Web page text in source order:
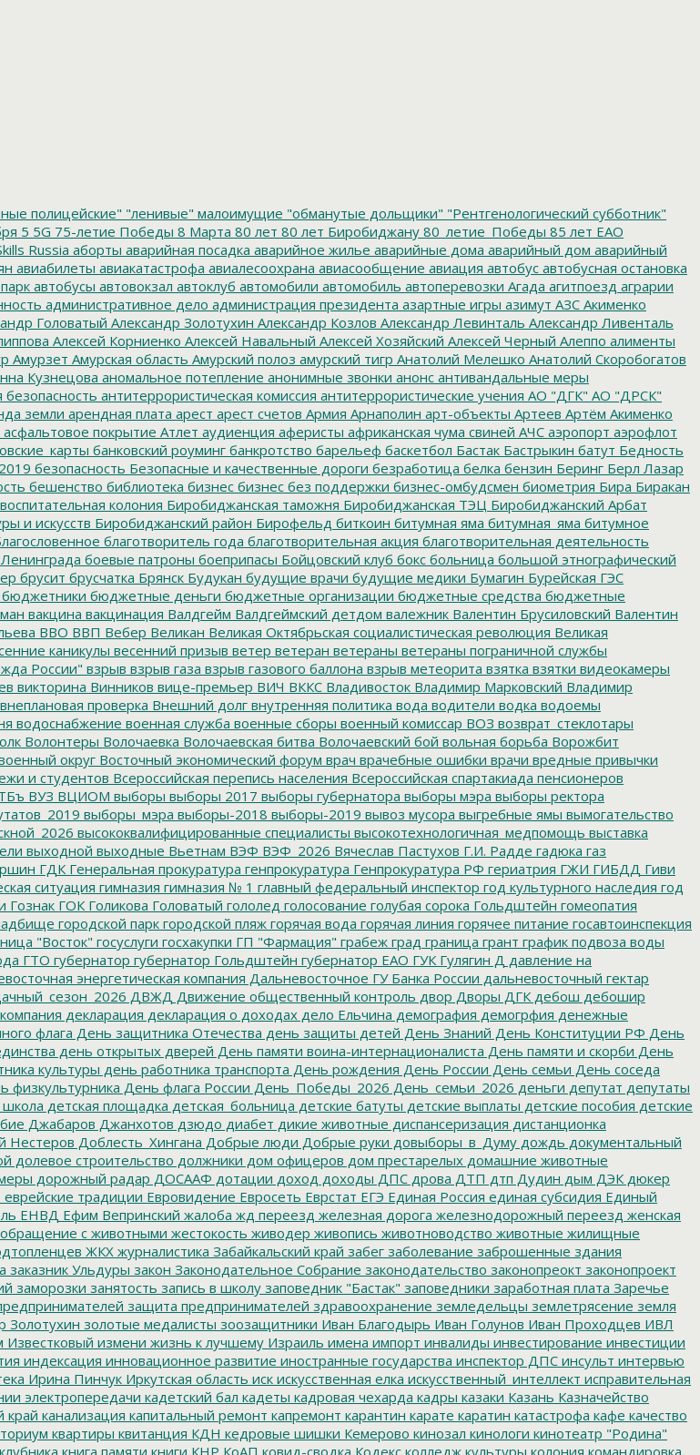
полицейские" "ленивые" малоимущие "обманутые дольщики" "Рентгенологический субботник"
5 5G 75-летие Победы 8 Марта 80 лет 80 лет Биробиджану 80_летие_Победы 85 лет ЕАО
Russia аборты аварийная посадка аварийное жилье аварийные дома аварийный дом аварийный
авиабилеты авиакатастрофа авиалесоохрана авиасообщение авиация автобус автобусная остановка
автобусы автовокзал автоклуб автомобили автомобиль автоперевозки Агада агитпоезд аграрии
административное дело администрация президента азартные игры азимут АЗС Акименко
Головатый Александр Золотухин Александр Козлов Александр Левинталь Александр Ливенталь
Алексей Корниенко Алексей Навальный Алексей Хозяйский Алексей Черный Алеппо алименты
Амурзет Амурская область Амурский полоз амурский тигр Анатолий Мелешко Анатолий Скоробогатов
Кузнецова аномальное потепление анонимные звонки анонс антивандальные меры
безопасность антитеррористическая комиссия антитеррористические учения АО "ДГК" АО "ДРСК"
земли арендная плата арест арест счетов Армия Арнаполин арт-объекты Артеев Артём Акименко
асфальтовое покрытие Атлет аудиенция аферисты африканская чума свиней АЧС аэропорт аэрофлот
банковский роуминг банкротство барельеф баскетбол Бастак Бастрыкин батут Бедность
безопасность Безопасные и качественные дороги безработица белка бензин Беринг Берл Лазар
бешенство библиотека бизнес бизнес без поддержки бизнес-омбудсмен биометрия Бира Биракан
колония Биробиджанская таможня Биробиджанская ТЭЦ Биробиджанский Арбат
и искусств Биробиджанский район Бирофельд биткоин битумная яма битумная_яма битумное
благотворитель года благотворительная акция благотворительная деятельность
боевые патроны боеприпасы Бойцовский клуб бокс больница большой этнографический
брусит брусчатка Брянск Будукан будущие врачи будущие медики Бумагин Бурейская ГЭС
бюджетники бюджетные деньги бюджетные организации бюджетные средства бюджетные
вакцина вакцинация Валдгейм Валдгеймский детдом валежник Валентин Брусиловский Валентин
ВВО ВВП Вебер Великан Великая Октябрьская социалистическая революция Великая
каникулы весенний призыв ветер ветеран ветераны ветераны пограничной службы
России" взрыв взрыв газа взрыв газового баллона взрыв метеорита взятка взятки видеокамеры
викторина Винников вице-премьер ВИЧ ВККС Владивосток Владимир Марковский Владимир
внеплановая проверка Внешний долг внутренняя политика вода водители водка водоемы
водоснабжение военная служба военные сборы военный комиссар ВОЗ возврат_стеклотары
Волонтеры Волочаевка Волочаевская битва Волочаевский бой вольная борьба Ворожбит
округ Восточный экономический форум врач врачебные ошибки врачи вредные привычки
и студентов Всероссийская перепись населения Всероссийская спартакиада пенсионеров
ВУЗ ВЦИОМ выборы выборы 2017 выборы губернатора выборы мэра выборы ректора
выборы_мэра выборы-2018 выборы-2019 вывоз мусора выгребные ямы вымогательство
высококвалифицированные специалисты высокотехнологичная_медпомощь выставка
выходной выходные Вьетнам ВЭФ ВЭФ_2026 Вячеслав Пастухов Г.И. Радде гадюка газ
ГДК Генеральная прокуратура генпрокуратура Генпрокуратура РФ гериатрия ГЖИ ГИБДД Гиви
ситуация гимназия гимназия № 1 главный федеральный инспектор год культурного наследия год
Гознак ГОК Голикова Головатый гололед голосование голубая сорока Гольдштейн гомеопатия
городской парк городской пляж горячая вода горячая линия горячее питание госавтоинспекция
"Восток" госуслуги госхакупки ГП "Фармация" грабеж град граница грант график подвоза воды
ГТО губернатор губернатор Гольдштейн губернатор ЕАО ГУК Гулягин Д давление на
энергетическая компания Дальневосточное ГУ Банка России дальневосточный гектар
ДВЖД Движение общественный контроль двор Дворы ДГК дебош дебошир
декларация декларация о доходах дело Ельчина демография демогрфия денежные
флага День защитника Отечества день защиты детей День Знаний День Конституции РФ День
день открытых дверей День памяти воина-интернационалиста День памяти и скорби День
культуры день работника транспорта День рождения День России День семьи День соседа
физкультурника День флага России День_Победы_2026 День_семьи_2026 деньги депутат депутаты
школа детская площадка детская_больница детские батуты детские выплаты детские пособия детские
Джабаров Джанхотов дзюдо диабет дикие животные диспансеризация дистанционка
Нестеров Доблесть_Хингана Добрые люди Добрые руки довыборы_в_Думу дождь документальный
долевое строительство должники дом офицеров дом престарелых домашние животные
дорожный радар ДОСААФ дотации доход доходы ДПС дрова ДТП дтп Дудин дым ДЭК дюкер
еврейские традиции Евровидение Евросеть Еврстат ЕГЭ Единая Россия единая субсидия Единый
ЕНВД Ефим Вепринский жалоба жд переезд железная дорога железнодорожный переезд женская
с животными жестокость живодер живопись животноводство животные жилищные
ЖКХ журналистика Забайкальский край забег заболевание заброшенные здания
заказник Ульдуры закон Законодательное Собрание законодательство законопреокт законопроект
заморозки занятость запись в школу заповедник "Бастак" заповедники заработная плата Заречье
защита предпринимателей здравоохранение земледельцы землетрясение земля
Золотухин золотые медалисты зоозащитники Иван Благодырь Иван Голунов Иван Проходцев ИВЛ
Известковый измени жизнь к лучшему Израиль имена импорт инвалиды инвестирование инвестиции
индексация инновационное развитие иностранные государства инспектор ДПС инсульт интервью
Ирина Пинчук Иркутская область иск искусственная елка искусственный_интеллект исправительная
электропередачи кадетский бал кадеты кадровая чехарда кадры казаки Казань Казначейство
край канализация капитальный ремонт капремонт карантин карате каратин катастрофа кафе качество
квартиры квитанция КДН кедровые шишки Кемерово кинозал кинологи кинотеатр "Родина"
клубника книга памяти книги КНР КоАП ковид-сводка Кодекс колледж культуры колония командировка